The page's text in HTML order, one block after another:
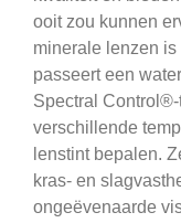
ooit zou kunnen
minerale lenzen
passeert een
Spectral
verschillende
lenstint bepalen.
kras- en
ongeëvenaarde